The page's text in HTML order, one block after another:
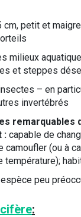
cm, petit et
milieux
et steppes
– en
invertébrés
remarquables
: capable de
camoufler (ou à
température);
peu
: